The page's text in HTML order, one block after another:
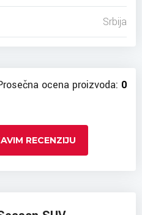
Srbija
ocena proizvoda: 0
RECENZIJU